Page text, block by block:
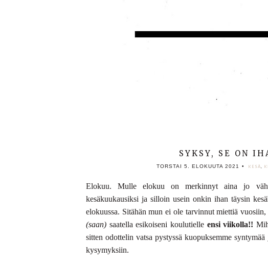
SYKSY, SE ON
TORSTAI 5. ELOKUUTA 2021 • KESÄ,
Elokuu. Mulle elokuu on merkinnyt aina jo
kesäkuukausiksi ja silloin usein onkin ihan täysin
elokuussa. Sitähän mun ei ole tarvinnut miettiä
(saan) saatella esikoiseni koulutielle ensi viikolla!!
sitten odottelin vatsa pystyssä kuopuksemme
kysymyksiin.